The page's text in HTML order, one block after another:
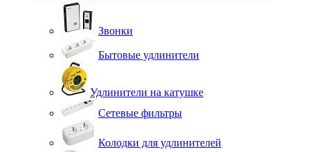
Звонки
Бытовые удлинители
Удлинители на катушке
Сетевые фильтры
Колодки для удлинителей